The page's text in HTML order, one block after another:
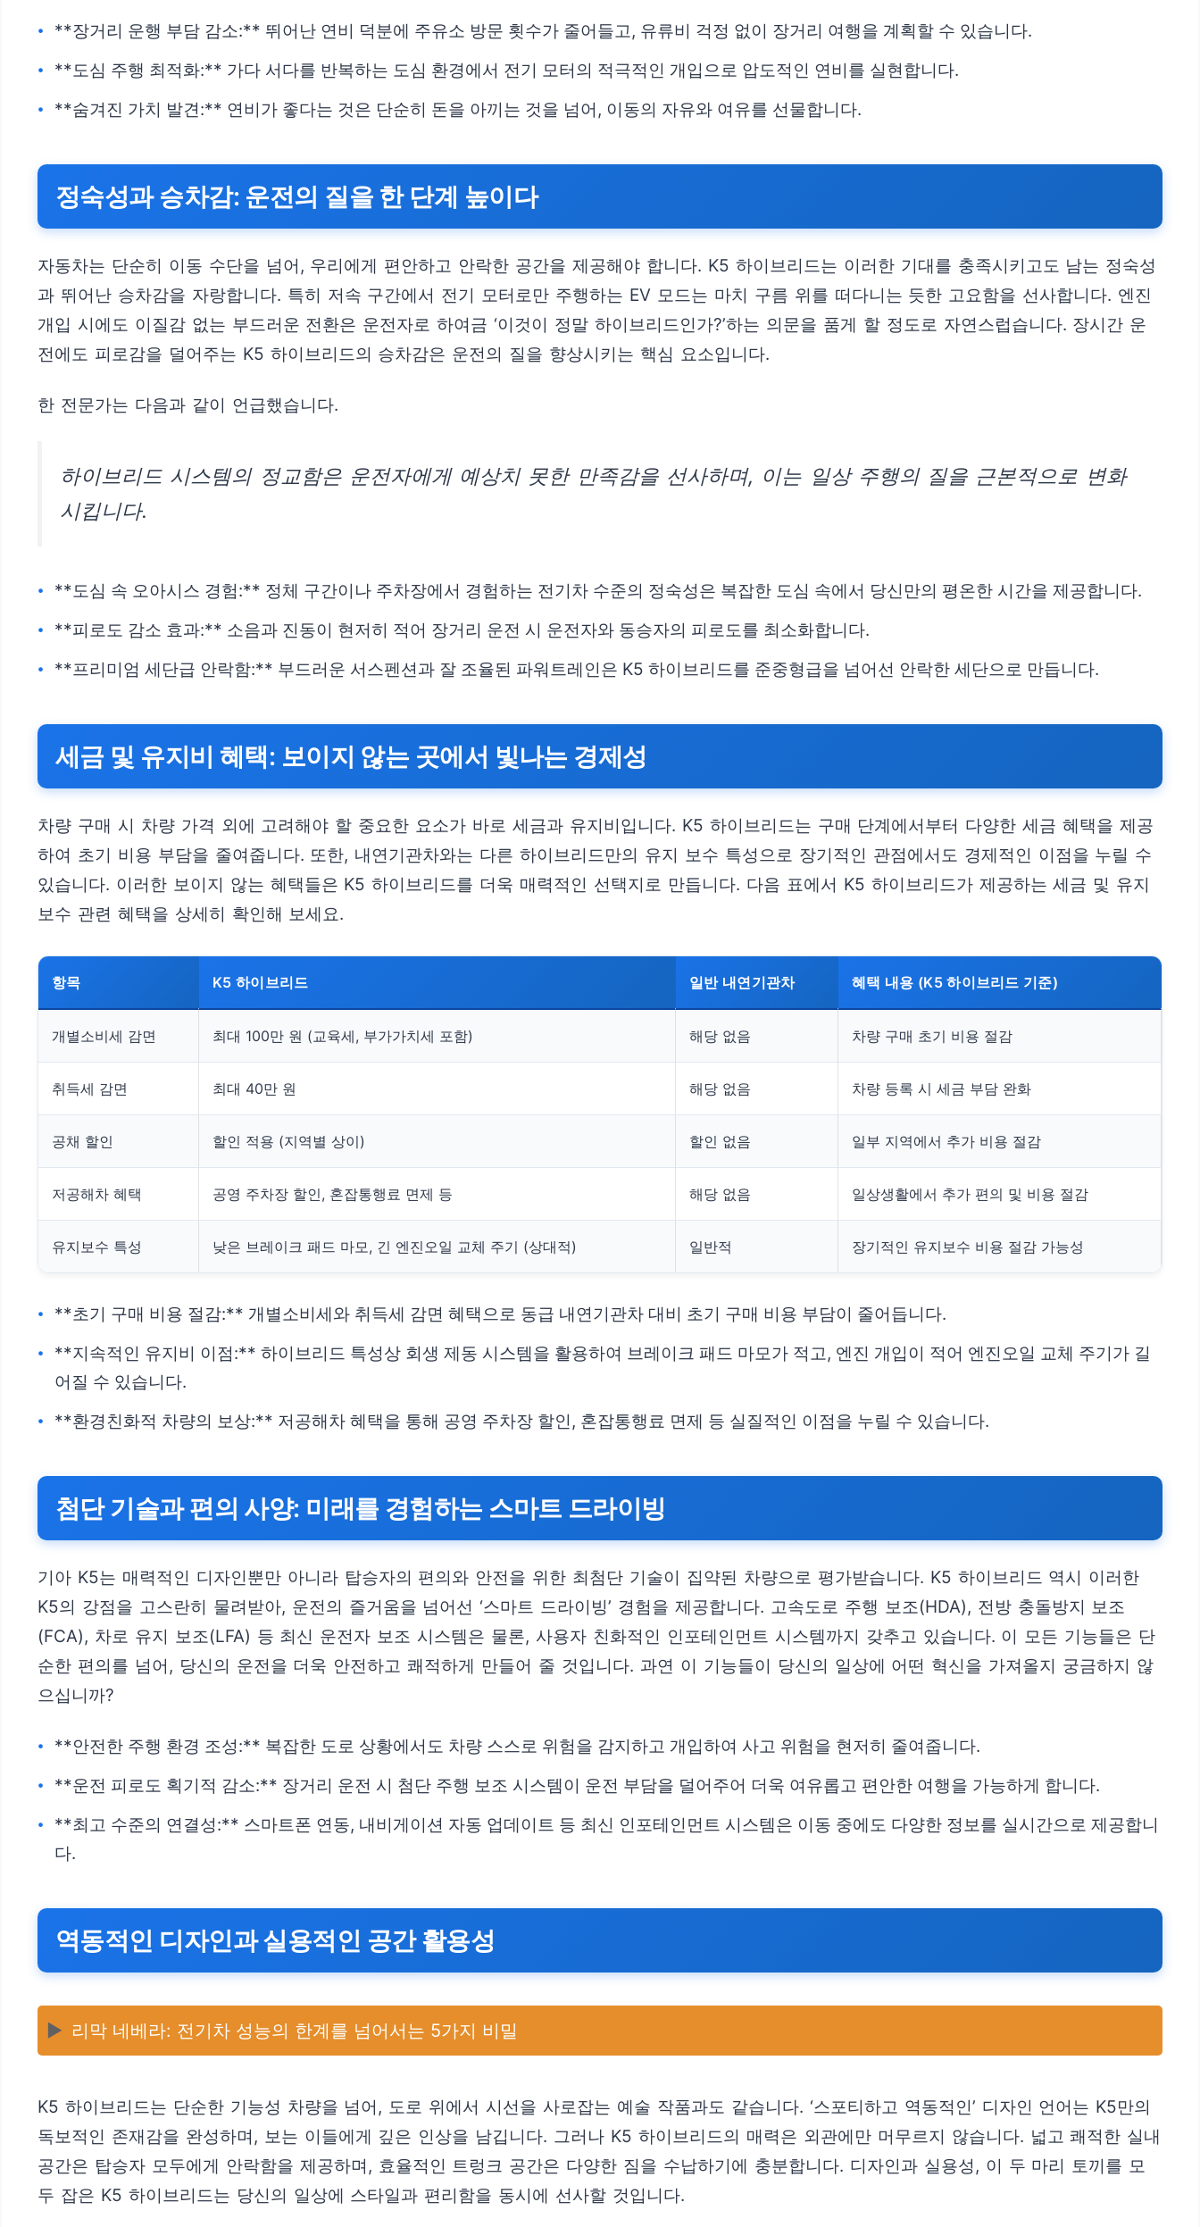
**장거리 운행 부담 감소:** 뛰어난 연비 덕분에 주유소 방문 횟수가 줄어들고, 유류비 걱정 없이 장거리 여행을 계획할 수 있습니다.
**도심 주행 최적화:** 가다 서다를 반복하는 도심 환경에서 전기 모터의 적극적인 개입으로 압도적인 연비를 실현합니다.
**숨겨진 가치 발견:** 연비가 좋다는 것은 단순히 돈을 아끼는 것을 넘어, 이동의 자유와 여유를 선물합니다.
정숙성과 승차감: 운전의 질을 한 단계 높이다
자동차는 단순히 이동 수단을 넘어, 우리에게 편안하고 안락한 공간을 제공해야 합니다. K5 하이브리드는 이러한 기대를 충족시키고도 남는 정숙성
과 뛰어난 승차감을 자랑합니다. 특히 저속 구간에서 전기 모터로만 주행하는 EV 모드는 마치 구름 위를 떠다니는 듯한 고요함을 선사합니다. 엔진
개입 시에도 이질감 없는 부드러운 전환은 운전자로 하여금 ‘이것이 정말 하이브리드인가?’하는 의문을 품게 할 정도로 자연스럽습니다. 장시간 운
전에도 피로감을 덜어주는 K5 하이브리드의 승차감은 운전의 질을 향상시키는 핵심 요소입니다.
한 전문가는 다음과 같이 언급했습니다.
하이브리드 시스템의 정교함은 운전자에게 예상치 못한 만족감을 선사하며, 이는 일상 주행의 질을 근본적으로 변화
시킵니다.
**도심 속 오아시스 경험:** 정체 구간이나 주차장에서 경험하는 전기차 수준의 정숙성은 복잡한 도심 속에서 당신만의 평온한 시간을 제공합니다.
**피로도 감소 효과:** 소음과 진동이 현저히 적어 장거리 운전 시 운전자와 동승자의 피로도를 최소화합니다.
**프리미엄 세단급 안락함:** 부드러운 서스펜션과 잘 조율된 파워트레인은 K5 하이브리드를 준중형급을 넘어선 안락한 세단으로 만듭니다.
세금 및 유지비 혜택: 보이지 않는 곳에서 빛나는 경제성
차량 구매 시 차량 가격 외에 고려해야 할 중요한 요소가 바로 세금과 유지비입니다. K5 하이브리드는 구매 단계에서부터 다양한 세금 혜택을 제공
하여 초기 비용 부담을 줄여줍니다. 또한, 내연기관차와는 다른 하이브리드만의 유지 보수 특성으로 장기적인 관점에서도 경제적인 이점을 누릴 수
있습니다. 이러한 보이지 않는 혜택들은 K5 하이브리드를 더욱 매력적인 선택지로 만듭니다. 다음 표에서 K5 하이브리드가 제공하는 세금 및 유지
보수 관련 혜택을 상세히 확인해 보세요.
항목 K5 하이브리드 일반 내연기관차 혜택 내용 (K5 하이브리드 기준)
개별소비세 감면 최대 100만 원 (교육세, 부가가치세 포함) 해당 없음 차량 구매 초기 비용 절감
취득세 감면 최대 40만 원 해당 없음 차량 등록 시 세금 부담 완화
공채 할인 할인 적용 (지역별 상이) 할인 없음 일부 지역에서 추가 비용 절감
저공해차 혜택 공영 주차장 할인, 혼잡통행료 면제 등 해당 없음 일상생활에서 추가 편의 및 비용 절감
유지보수 특성 낮은 브레이크 패드 마모, 긴 엔진오일 교체 주기 (상대적) 일반적 장기적인 유지보수 비용 절감 가능성
**초기 구매 비용 절감:** 개별소비세와 취득세 감면 혜택으로 동급 내연기관차 대비 초기 구매 비용 부담이 줄어듭니다.
**지속적인 유지비 이점:** 하이브리드 특성상 회생 제동 시스템을 활용하여 브레이크 패드 마모가 적고, 엔진 개입이 적어 엔진오일 교체 주기가 길
어질 수 있습니다.
**환경친화적 차량의 보상:** 저공해차 혜택을 통해 공영 주차장 할인, 혼잡통행료 면제 등 실질적인 이점을 누릴 수 있습니다.
첨단 기술과 편의 사양: 미래를 경험하는 스마트 드라이빙
기아 K5는 매력적인 디자인뿐만 아니라 탑승자의 편의와 안전을 위한 최첨단 기술이 집약된 차량으로 평가받습니다. K5 하이브리드 역시 이러한
K5의 강점을 고스란히 물려받아, 운전의 즐거움을 넘어선 ‘스마트 드라이빙’ 경험을 제공합니다. 고속도로 주행 보조(HDA), 전방 충돌방지 보조
(FCA), 차로 유지 보조(LFA) 등 최신 운전자 보조 시스템은 물론, 사용자 친화적인 인포테인먼트 시스템까지 갖추고 있습니다. 이 모든 기능들은 단
순한 편의를 넘어, 당신의 운전을 더욱 안전하고 쾌적하게 만들어 줄 것입니다. 과연 이 기능들이 당신의 일상에 어떤 혁신을 가져올지 궁금하지 않
으십니까?
**안전한 주행 환경 조성:** 복잡한 도로 상황에서도 차량 스스로 위험을 감지하고 개입하여 사고 위험을 현저히 줄여줍니다.
**운전 피로도 획기적 감소:** 장거리 운전 시 첨단 주행 보조 시스템이 운전 부담을 덜어주어 더욱 여유롭고 편안한 여행을 가능하게 합니다.
**최고 수준의 연결성:** 스마트폰 연동, 내비게이션 자동 업데이트 등 최신 인포테인먼트 시스템은 이동 중에도 다양한 정보를 실시간으로 제공합니
다.
역동적인 디자인과 실용적인 공간 활용성
▶️ 리막 네베라: 전기차 성능의 한계를 넘어서는 5가지 비밀
K5 하이브리드는 단순한 기능성 차량을 넘어, 도로 위에서 시선을 사로잡는 예술 작품과도 같습니다. ‘스포티하고 역동적인’ 디자인 언어는 K5만의
독보적인 존재감을 완성하며, 보는 이들에게 깊은 인상을 남깁니다. 그러나 K5 하이브리드의 매력은 외관에만 머무르지 않습니다. 넓고 쾌적한 실내
공간은 탑승자 모두에게 안락함을 제공하며, 효율적인 트렁크 공간은 다양한 짐을 수납하기에 충분합니다. 디자인과 실용성, 이 두 마리 토끼를 모
두 잡은 K5 하이브리드는 당신의 일상에 스타일과 편리함을 동시에 선사할 것입니다.